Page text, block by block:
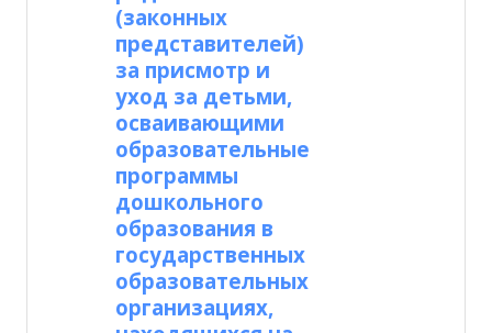
(законных
представителей)
за присмотр и
уход за детьми,
осваивающими
образовательные
программы
дошкольного
образования в
государственных
образовательных
организациях,